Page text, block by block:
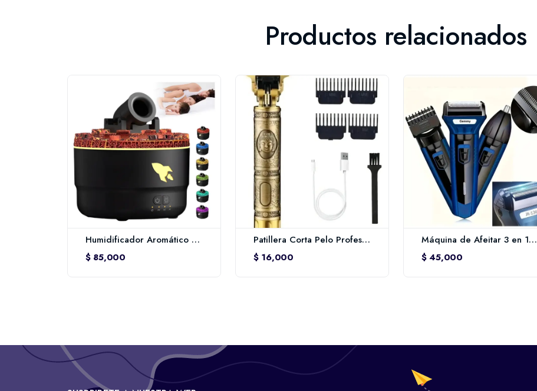
Productos relacionados
Humidificador Aromático Cannon Barbette – Aromatherapy Machine 280 ml
$ 85,000
Patillera Corta Pelo Profesional – Estilo Vintage Dorado
$ 16,000
Máquina de Afeitar 3 en 1 Recargable – Geemy
$ 45,000